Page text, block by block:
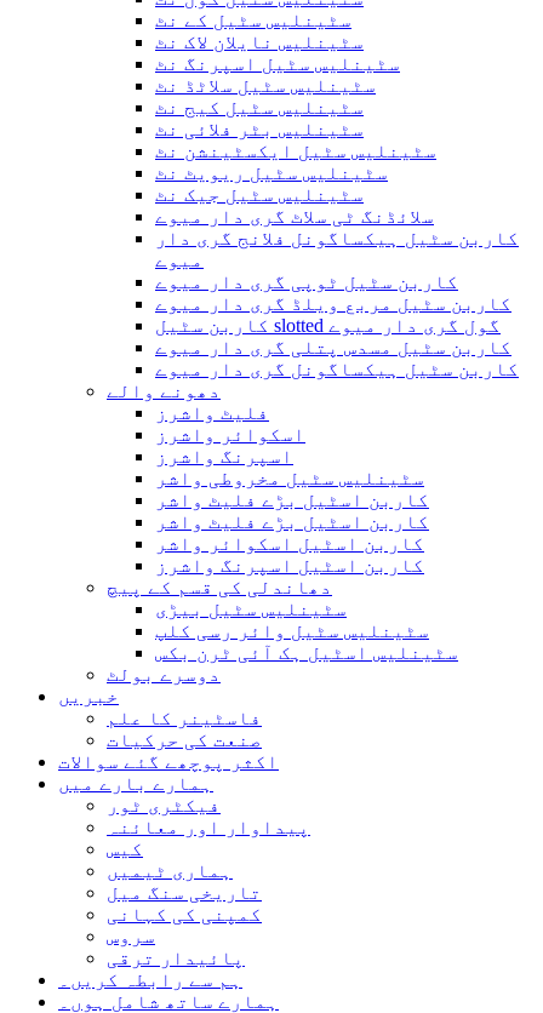
سٹینلیس سٹیل کے نٹ
سٹینلیس نایلان لاک نٹ
سٹینلیس سٹیل اسپرنگ نٹ
سٹینلیس سٹیل سلاٹڈ نٹ
سٹینلیس سٹیل کیج نٹ
سٹینلیس بٹر فلائی نٹ
سٹینلیس سٹیل ایکسٹینشن نٹ
سٹینلیس سٹیل ریویٹ نٹ
سٹینلیس سٹیل جیک نٹ
سلائڈنگ ٹی سلاٹ گری دار میوے
کاربن سٹیل ہیکساگونل فلانج گری دار
میوے
کاربن سٹیل ٹوپی گری دار میوے
کاربن سٹیل مربع ویلڈ گری دار میوے
کاربن سٹیل slotted گول گری دار میوے
کاربن سٹیل مسدس پتلی گری دار میوے
کاربن سٹیل ہیکساگونل گری دار میوے
دھونے والے
فلیٹ واشرز
اسکوائر واشرز
اسپرنگ واشرز
سٹینلیس سٹیل مخروطی واشر
کاربن اسٹیل بڑے فلیٹ واشر
کاربن اسٹیل بڑے فلیٹ واشر
کاربن اسٹیل اسکوائر واشر
کاربن اسٹیل اسپرنگ واشرز
دھاندلی کی قسم کے پیچ
سٹینلیس سٹیل بیڑی
سٹینلیس سٹیل وائر رسی کلپ
سٹینلیس اسٹیل ہک آئی ٹرن بکس
دوسرے بولٹ
خبریں
فاسٹینر کا علم
صنعت کی حرکیات
اکثر پوچھے گئے سوالات
ہمارے بارے میں
فیکٹری ٹور
پیداوار اور معائنہ
کیس
ہماری ٹیمیں
تاریخی سنگ میل
کمپنی کی کہانی
سروس
پائیدار ترقی
ہم سے رابطہ کریں۔
ہمارے ساتھ شامل ہوں۔